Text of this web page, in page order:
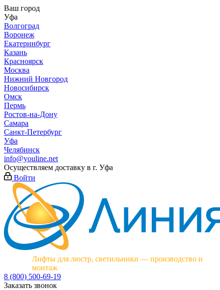
Ваш город
Уфа
Волгоград
Воронеж
Екатеринбург
Казань
Красноярск
Москва
Нижний Новгород
Новосибирск
Омск
Пермь
Ростов-на-Дону
Самара
Санкт-Петербург
Уфа
Челябинск
info@youline.net
Осуществляем доставку в г. Уфа
Войти
Лифты для люстр, светильники — производство и
монтаж
8 (800) 500-69-19
Заказать звонок